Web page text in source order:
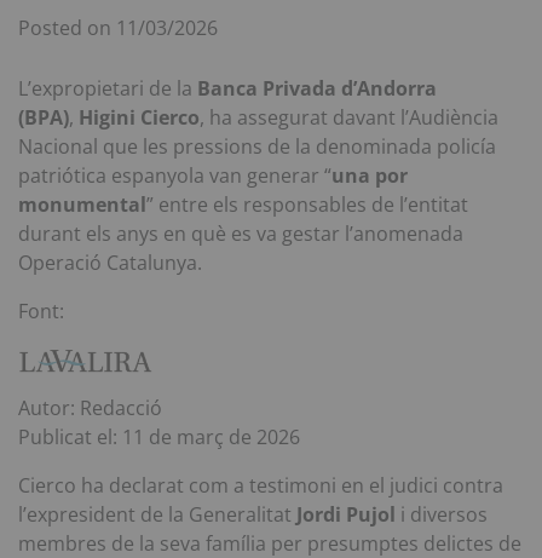
Posted on 11/03/2026
L’expropietari de la Banca Privada d’Andorra
(BPA), Higini Cierco, ha assegurat davant l’Audiència
Nacional que les pressions de la denominada policía
patriótica espanyola van generar “una por
monumental” entre els responsables de l’entitat
durant els anys en què es va gestar l’anomenada
Operació Catalunya.
Font:
Autor: Redacció
Publicat el: 11 de març de 2026
Cierco ha declarat com a testimoni en el judici contra
l’expresident de la Generalitat Jordi Pujol i diversos
membres de la seva família per presumptes delictes de